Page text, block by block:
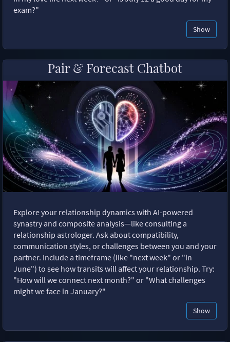
exam?"
Show
Pair & Forecast Chatbot
Explore your relationship dynamics with AI-powered
synastry and composite analysis—like consulting a
relationship astrologer. Ask about compatibility,
communication styles, or challenges between you and your
partner. Include a timeframe (like "next week" or "in
June") to see how transits will affect your relationship. Try:
"How will we connect next month?" or "What challenges
might we face in January?"
Show